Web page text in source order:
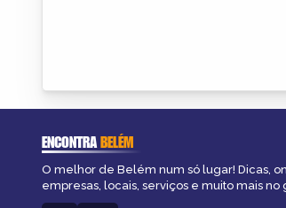
ENCONTRABELÉM
O melhor de Belém num só lugar! Dicas,
empresas, locais, serviços e muito mais no